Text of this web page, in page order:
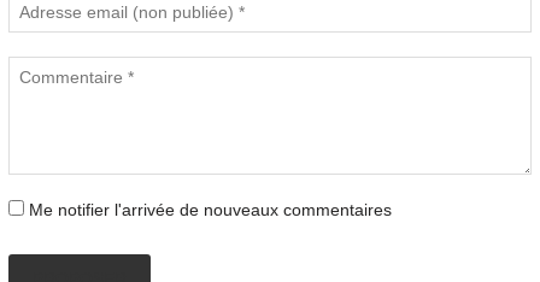
Me notifier l'arrivée de nouveaux commentaires